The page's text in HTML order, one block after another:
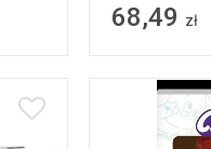
68,49 zł